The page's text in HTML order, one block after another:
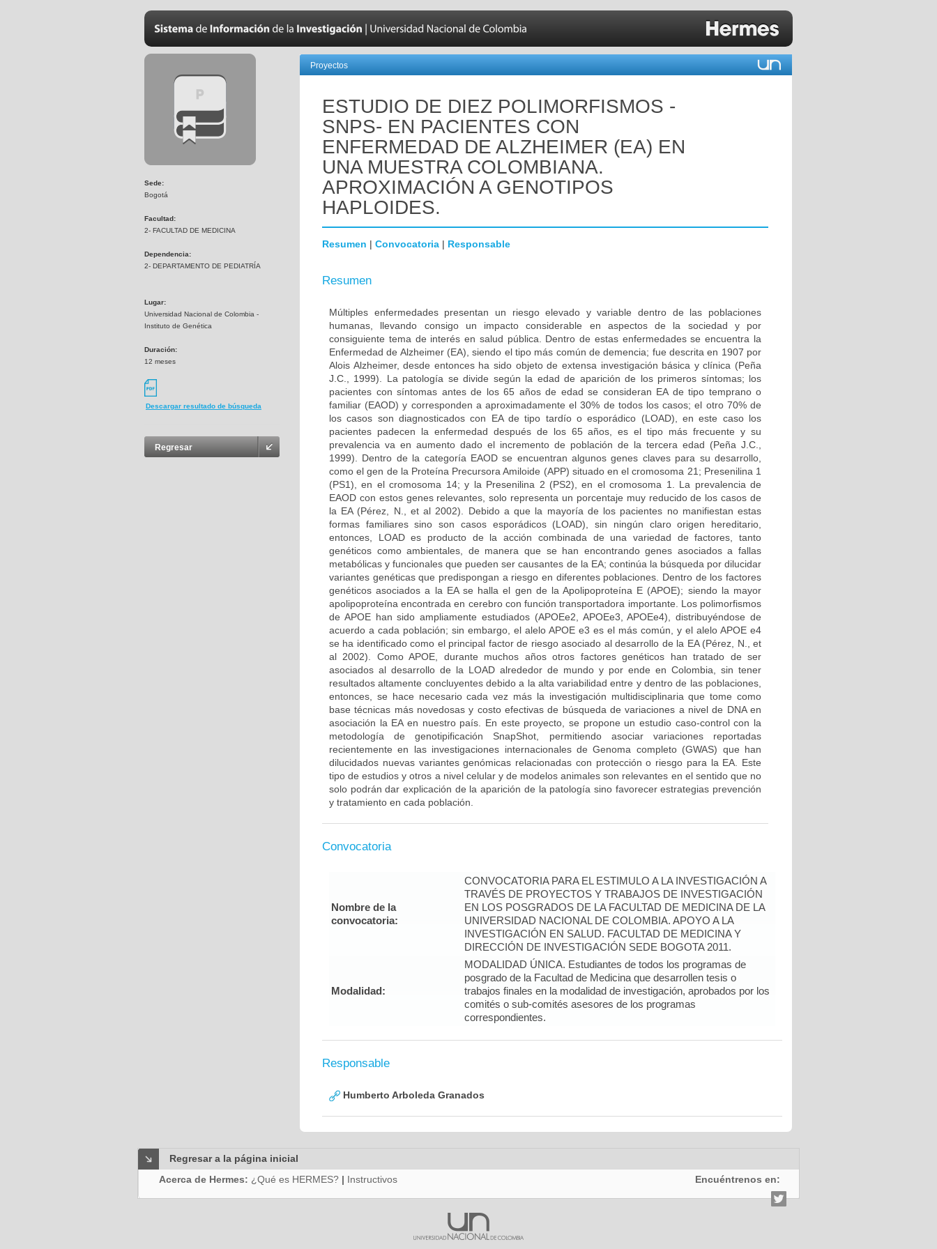
Sede:
Bogotá
Facultad:
2- FACULTAD DE MEDICINA
Dependencia:
2- DEPARTAMENTO DE PEDIATRÍA
Lugar:
Universidad Nacional de Colombia -
Instituto de Genética
Duración:
12 meses
Descargar resultado de búsqueda
Regresar
Proyectos
ESTUDIO DE DIEZ POLIMORFISMOS -
SNPS- EN PACIENTES CON
ENFERMEDAD DE ALZHEIMER (EA) EN
UNA MUESTRA COLOMBIANA.
APROXIMACIÓN A GENOTIPOS
HAPLOIDES.
Resumen | Convocatoria | Responsable
Resumen
Múltiples enfermedades presentan un riesgo elevado y variable dentro de las poblaciones
humanas, llevando consigo un impacto considerable en aspectos de la sociedad y por
consiguiente tema de interés en salud pública. Dentro de estas enfermedades se encuentra la
Enfermedad de Alzheimer (EA), siendo el tipo más común de demencia; fue descrita en 1907 por
Alois Alzheimer, desde entonces ha sido objeto de extensa investigación básica y clínica (Peña
J.C., 1999). La patología se divide según la edad de aparición de los primeros síntomas; los
pacientes con síntomas antes de los 65 años de edad se consideran EA de tipo temprano o
familiar (EAOD) y corresponden a aproximadamente el 30% de todos los casos; el otro 70% de
los casos son diagnosticados con EA de tipo tardío o esporádico (LOAD), en este caso los
pacientes padecen la enfermedad después de los 65 años, es el tipo más frecuente y su
prevalencia va en aumento dado el incremento de población de la tercera edad (Peña J.C.,
1999). Dentro de la categoría EAOD se encuentran algunos genes claves para su desarrollo,
como el gen de la Proteína Precursora Amiloide (APP) situado en el cromosoma 21; Presenilina 1
(PS1), en el cromosoma 14; y la Presenilina 2 (PS2), en el cromosoma 1. La prevalencia de
EAOD con estos genes relevantes, solo representa un porcentaje muy reducido de los casos de
la EA (Pérez, N., et al 2002). Debido a que la mayoría de los pacientes no manifiestan estas
formas familiares sino son casos esporádicos (LOAD), sin ningún claro origen hereditario,
entonces, LOAD es producto de la acción combinada de una variedad de factores, tanto
genéticos como ambientales, de manera que se han encontrando genes asociados a fallas
metabólicas y funcionales que pueden ser causantes de la EA; continúa la búsqueda por dilucidar
variantes genéticas que predispongan a riesgo en diferentes poblaciones. Dentro de los factores
genéticos asociados a la EA se halla el gen de la Apolipoproteína E (APOE); siendo la mayor
apolipoproteína encontrada en cerebro con función transportadora importante. Los polimorfismos
de APOE han sido ampliamente estudiados (APOEe2, APOEe3, APOEe4), distribuyéndose de
acuerdo a cada población; sin embargo, el alelo APOE e3 es el más común, y el alelo APOE e4
se ha identificado como el principal factor de riesgo asociado al desarrollo de la EA (Pérez, N., et
al 2002). Como APOE, durante muchos años otros factores genéticos han tratado de ser
asociados al desarrollo de la LOAD alrededor de mundo y por ende en Colombia, sin tener
resultados altamente concluyentes debido a la alta variabilidad entre y dentro de las poblaciones,
entonces, se hace necesario cada vez más la investigación multidisciplinaria que tome como
base técnicas más novedosas y costo efectivas de búsqueda de variaciones a nivel de DNA en
asociación la EA en nuestro país. En este proyecto, se propone un estudio caso-control con la
metodología de genotipificación SnapShot, permitiendo asociar variaciones reportadas
recientemente en las investigaciones internacionales de Genoma completo (GWAS) que han
dilucidados nuevas variantes genómicas relacionadas con protección o riesgo para la EA. Este
tipo de estudios y otros a nivel celular y de modelos animales son relevantes en el sentido que no
solo podrán dar explicación de la aparición de la patología sino favorecer estrategias prevención
y tratamiento en cada población.
Convocatoria
Nombre de la
convocatoria:
CONVOCATORIA PARA EL ESTIMULO A LA INVESTIGACIÓN A
TRAVÉS DE PROYECTOS Y TRABAJOS DE INVESTIGACIÓN
EN LOS POSGRADOS DE LA FACULTAD DE MEDICINA DE LA
UNIVERSIDAD NACIONAL DE COLOMBIA. APOYO A LA
INVESTIGACIÓN EN SALUD. FACULTAD DE MEDICINA Y
DIRECCIÓN DE INVESTIGACIÓN SEDE BOGOTA 2011.
Modalidad:
MODALIDAD ÚNICA. Estudiantes de todos los programas de
posgrado de la Facultad de Medicina que desarrollen tesis o
trabajos finales en la modalidad de investigación, aprobados por los
comités o sub-comités asesores de los programas
correspondientes.
Responsable
Humberto Arboleda Granados
Regresar a la página inicial
Acerca de Hermes: ¿Qué es HERMES? | Instructivos Encuéntrenos en: